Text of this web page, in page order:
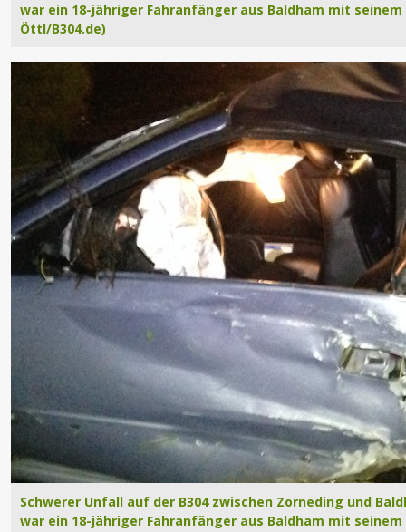
war ein 18-jähriger Fahranfänger aus Baldham mit seinem
Öttl/B304.de)
Schwerer Unfall auf der B304 zwischen Zorneding und
war ein 18-jähriger Fahranfänger aus Baldham mit seinem